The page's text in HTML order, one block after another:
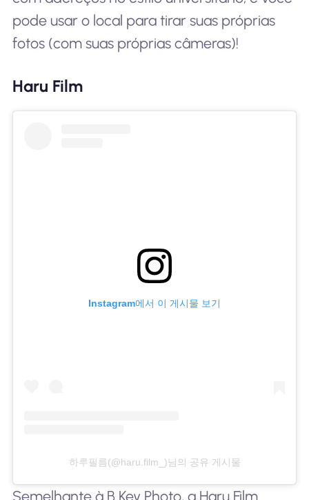
pode usar o local para tirar suas próprias
fotos (com suas próprias câmeras)!
Haru Film
Instagram에서 이 게시물 보기
하루필름(@haru.film_)님의 공유 게시물
Semelhante à B Key Photo, a Haru Film